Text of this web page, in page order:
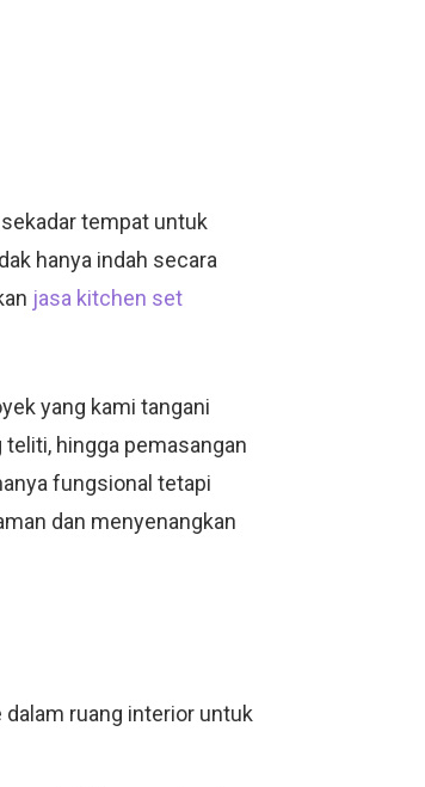
tempat untuk
hanya indah secara
jasa kitchen set
yang kami tangani
hingga pemasangan
fungsional tetapi
dan menyenangkan
ruang interior untuk